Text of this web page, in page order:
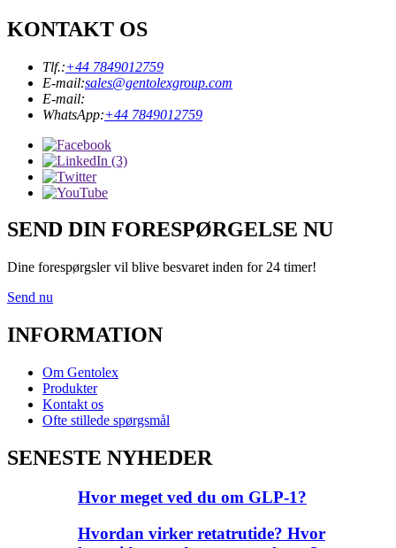
KONTAKT OS
Tlf.:+44 7849012759
E-mail:sales@gentolexgroup.com
E-mail:
WhatsApp:+44 7849012759
SEND DIN FORESPØRGELSE NU
Dine forespørgsler vil blive besvaret inden for 24 timer!
Send nu
INFORMATION
Om Gentolex
Produkter
Kontakt os
Ofte stillede spørgsmål
SENESTE NYHEDER
Hvor meget ved du om GLP-1?
Hvordan virker retatrutide? Hvor